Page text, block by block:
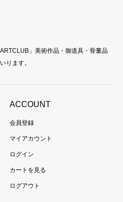
」美術作品・御道具・骨董品
ります。
ACCOUNT
会員登録
マイアカウント
ログイン
カートを見る
ログアウト